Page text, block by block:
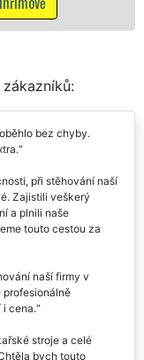
bez chyby.
při stěhování naší
Zajistili veškerý
a plnili naše
touto cestou za
naší firmy v
profesionálně
i cena.
stroje a celé
bych touto